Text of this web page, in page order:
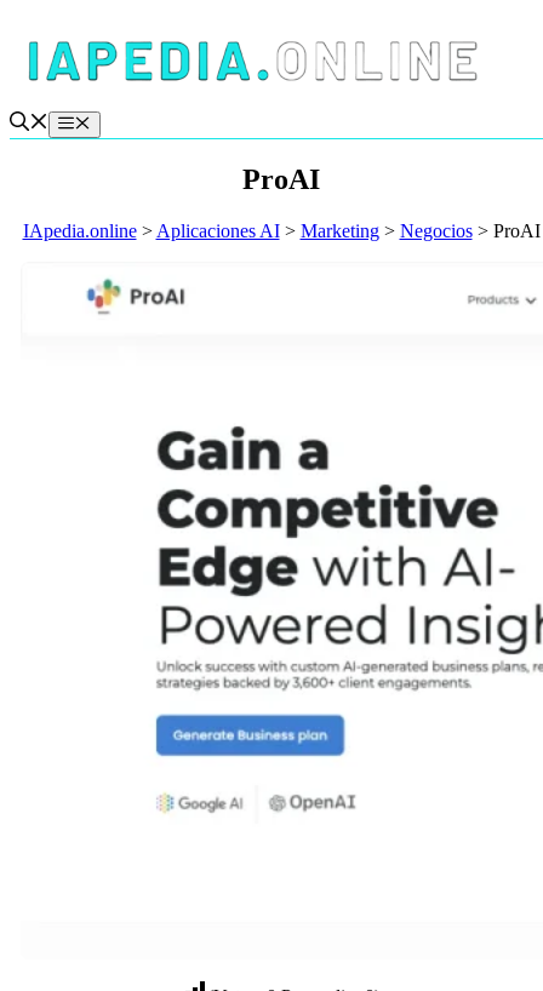
contenido
Menú
ProAI
IApedia.online> Aplicaciones AI> Marketing> Negocios> ProAI